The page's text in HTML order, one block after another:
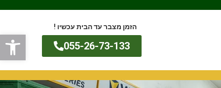
הזמן מצבר עד הבית עכשיו !
055-26-73-133